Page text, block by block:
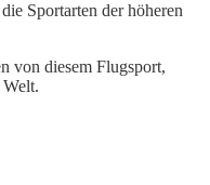
Sportarten der höheren
von diesem Flugsport,
Welt.